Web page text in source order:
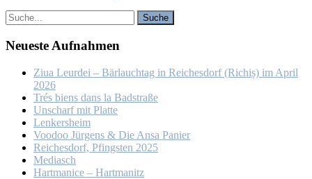
Neu­es­te Auf­nah­men
Ziua Leur­dei – Bär­lauch­tag in Rei­ches­dorf (Ri­chiș) im April
2026
Trés biens dans la Bad­stra­ße
Un­scharf mit Plat­te
Len­kers­heim
Voo­doo Jür­gens & Die An­sa Pa­nier
Rei­ches­dorf, Pfings­ten 2025
Me­dia­sch
Hart­ma­nice – Hart­ma­nitz